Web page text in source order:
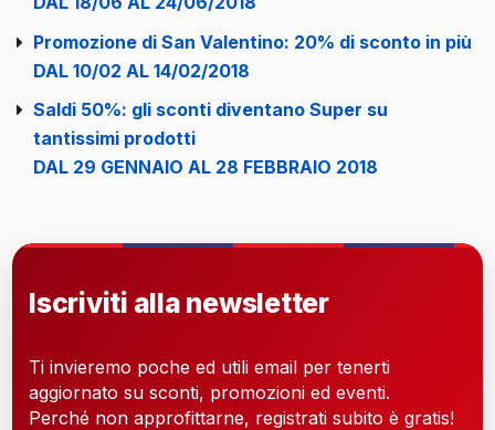
Promozione di San Valentino: 20% di sconto in più
DAL 10/02 AL 14/02/2018
Saldi 50%: gli sconti diventano Super su
tantissimi prodotti
DAL 29 GENNAIO AL 28 FEBBRAIO 2018
Iscriviti alla newsletter
Ti invieremo poche ed utili email per tenerti
aggiornato su sconti, promozioni ed eventi.
Perché non approfittarne, registrati subito è gratis!